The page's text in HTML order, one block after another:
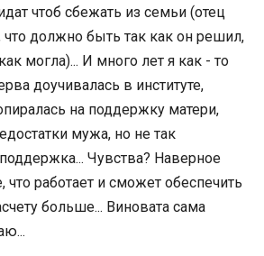
чтоб сбежать из семьи (отец
что должно быть так как он решил,
могла)... И много лет я как - то
доучивалась в институте,
на поддержку матери,
мужа, но не так
Чувства? Наверное
что работает и сможет обеспечить
больше... Виновата сама